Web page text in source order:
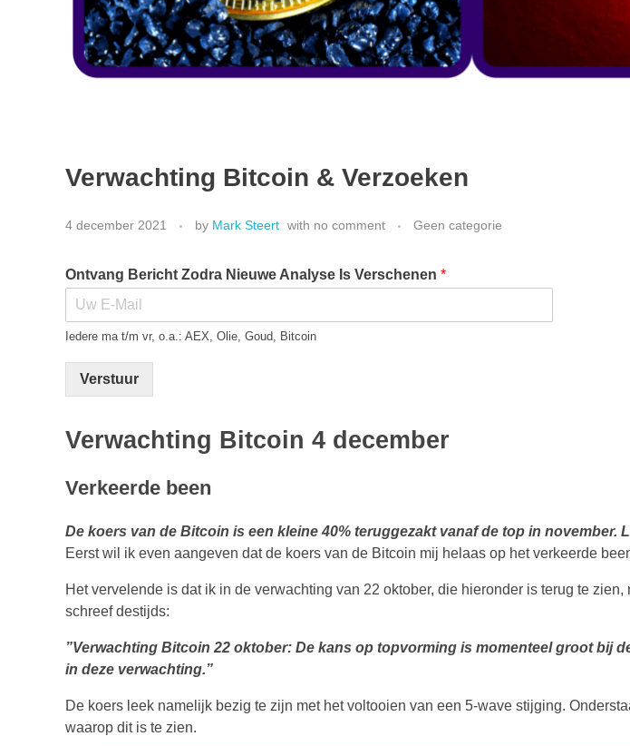
Verwachting Bitcoin & Verzoeken
4 december 2021 by Mark Steert with no comment Geen categorie
Ontvang Bericht Zodra Nieuwe Analyse Is Verschenen *
Iedere ma t/m vr, o.a.: AEX, Olie, Goud, Bitcoin
Verstuur
Verwachting Bitcoin 4 december
Verkeerde been
De koers van de Bitcoin is een kleine 40% teruggezakt vanaf de top in november.
Eerst wil ik even aangeven dat de koers van de Bitcoin mij helaas op het verkeerde
Het vervelende is dat ik in de verwachting van 22 oktober, die hieronder is terug te
schreef destijds:
”Verwachting Bitcoin 22 oktober: De kans op topvorming is momenteel groot bij
in deze verwachting.”
De koers leek namelijk bezig te zijn met het voltooien van een 5-wave stijging.
waarop dit is te zien.